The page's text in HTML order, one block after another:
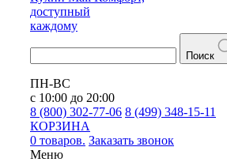
доступный
каждому
Поиск
ПН-ВС
с 10:00 до 20:00
8 (800) 302-77-06 8 (499) 348-15-11
КОРЗИНА
0 товаров. Заказать звонок
Меню